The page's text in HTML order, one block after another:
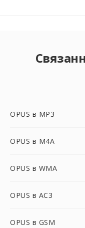
OPUS в MP3
OPUS в M4A
OPUS в WMA
OPUS в AC3
OPUS в GSM